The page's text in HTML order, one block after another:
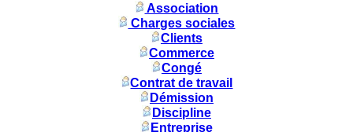
Association
Charges sociales
Clients
Commerce
Congé
Contrat de travail
Démission
Discipline
Entreprise